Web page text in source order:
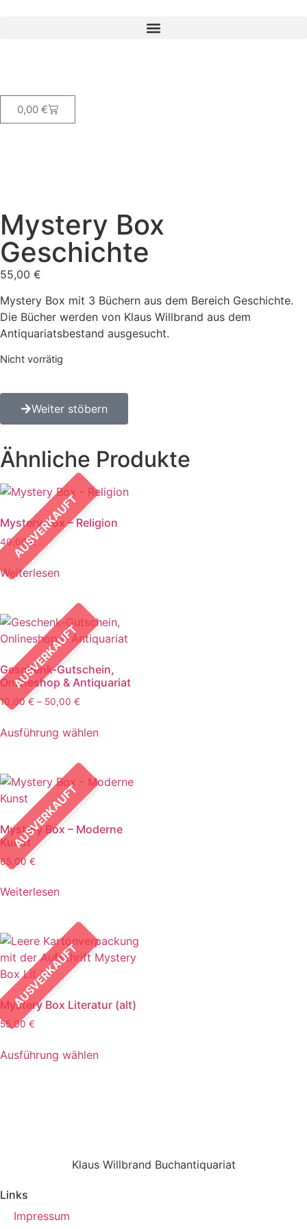
0,00 €
Mystery Box
Geschichte
55,00 €
Mystery Box mit 3 Büchern aus dem Bereich Geschichte.
Die Bücher werden von Klaus Willbrand aus dem
Antiquariatsbestand ausgesucht.
Nicht vorrätig
Weiter stöbern
Ähnliche Produkte
AUSVERKAUFT
Mystery Box – Religion
40,00€
Weiterlesen
AUSVERKAUFT
Geschenk-Gutschein,
Onlineshop & Antiquariat
10,00 € – 50,00 €
Ausführung wählen
AUSVERKAUFT
Mystery Box – Moderne
Kunst
65,00 €
Weiterlesen
AUSVERKAUFT
Mystery Box Literatur (alt)
55,00 €
Ausführung wählen
Klaus Willbrand Buchantiquariat
Links
Impressum